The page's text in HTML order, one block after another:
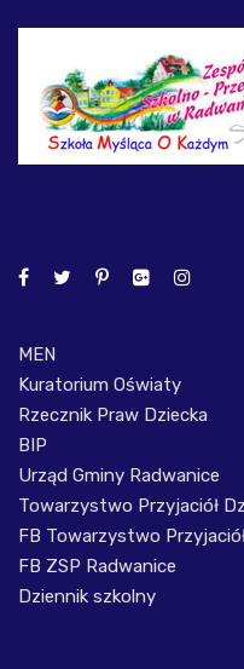
MEN
Kuratorium Oświaty
Rzecznik Praw Dziecka
BIP
Urząd Gminy Radwanice
Towarzystwo Przyjaciół
FB Towarzystwo
FB ZSP Radwanice
Dziennik szkolny